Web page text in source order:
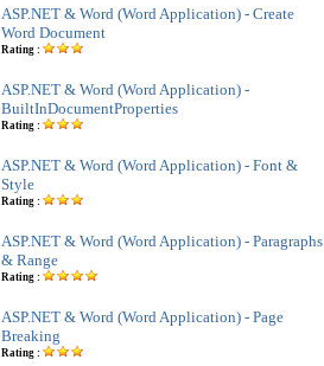
ASP.NET & Word (Word Application) - Create
Word Document
Rating :
ASP.NET & Word (Word Application) -
BuiltInDocumentProperties
Rating :
ASP.NET & Word (Word Application) - Font &
Style
Rating :
ASP.NET & Word (Word Application) - Paragraphs
& Range
Rating :
ASP.NET & Word (Word Application) - Page
Breaking
Rating :